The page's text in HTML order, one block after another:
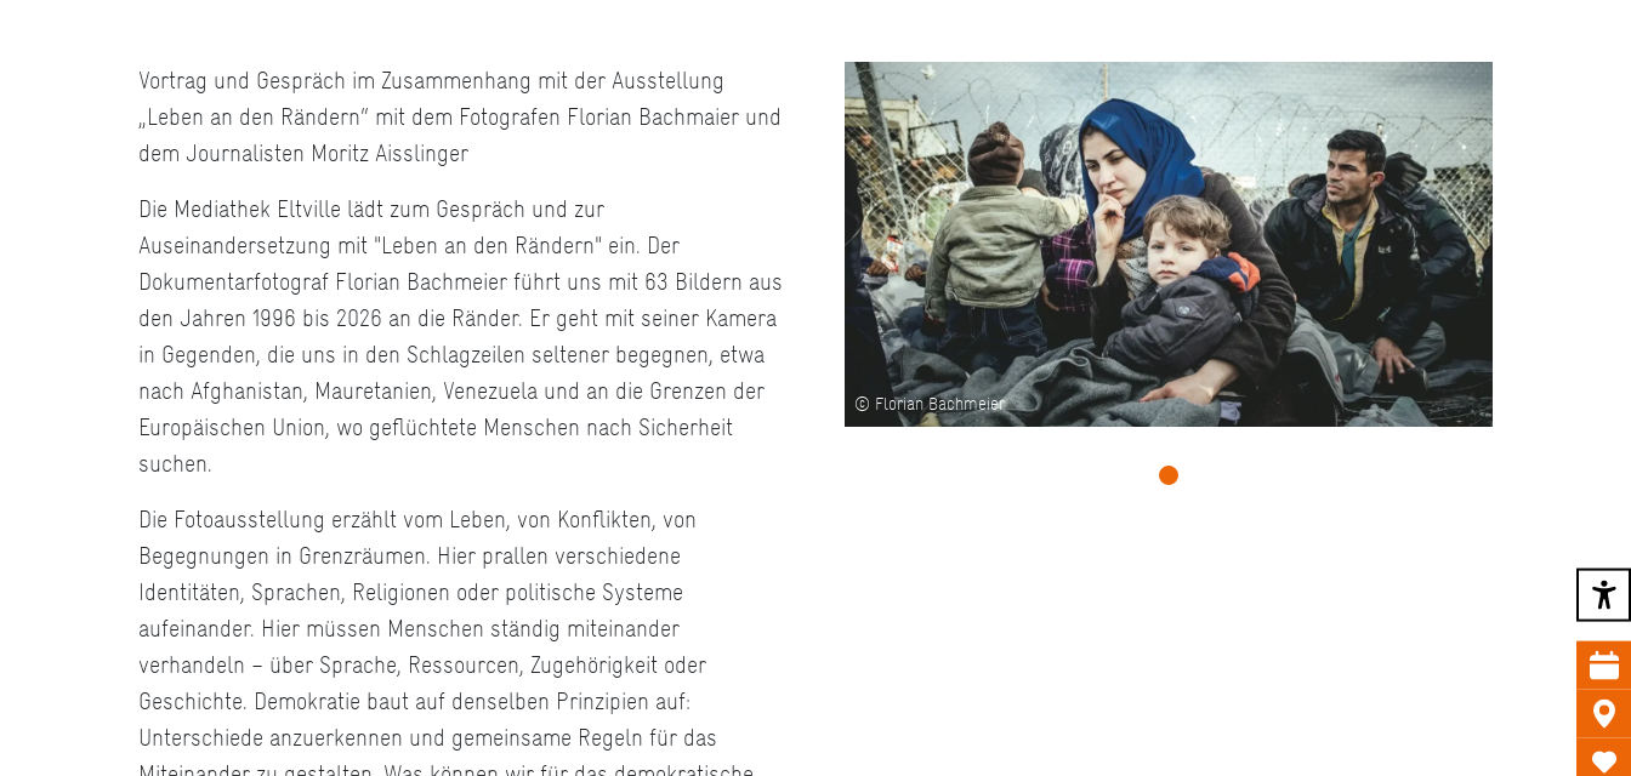
Vortrag und Gespräch im Zusammenhang mit der Ausstellung
„Leben an den Rändern“ mit dem Fotografen Florian Bachmaier und
dem Journalisten Moritz Aisslinger
Die Mediathek Eltville lädt zum Gespräch und zur
Auseinandersetzung mit "Leben an den Rändern" ein. Der
Dokumentarfotograf Florian Bachmeier führt uns mit 63 Bildern aus
den Jahren 1996 bis 2026 an die Ränder. Er geht mit seiner Kamera
in Gegenden, die uns in den Schlagzeilen seltener begegnen, etwa
nach Afghanistan, Mauretanien, Venezuela und an die Grenzen der
Europäischen Union, wo geflüchtete Menschen nach Sicherheit
suchen.
Die Fotoausstellung erzählt vom Leben, von Konflikten, von
Begegnungen in Grenzräumen. Hier prallen verschiedene
Identitäten, Sprachen, Religionen oder politische Systeme
aufeinander. Hier müssen Menschen ständig miteinander
verhandeln – über Sprache, Ressourcen, Zugehörigkeit oder
Geschichte. Demokratie baut auf denselben Prinzipien auf:
Unterschiede anzuerkennen und gemeinsame Regeln für das
© Florian Bachmeier